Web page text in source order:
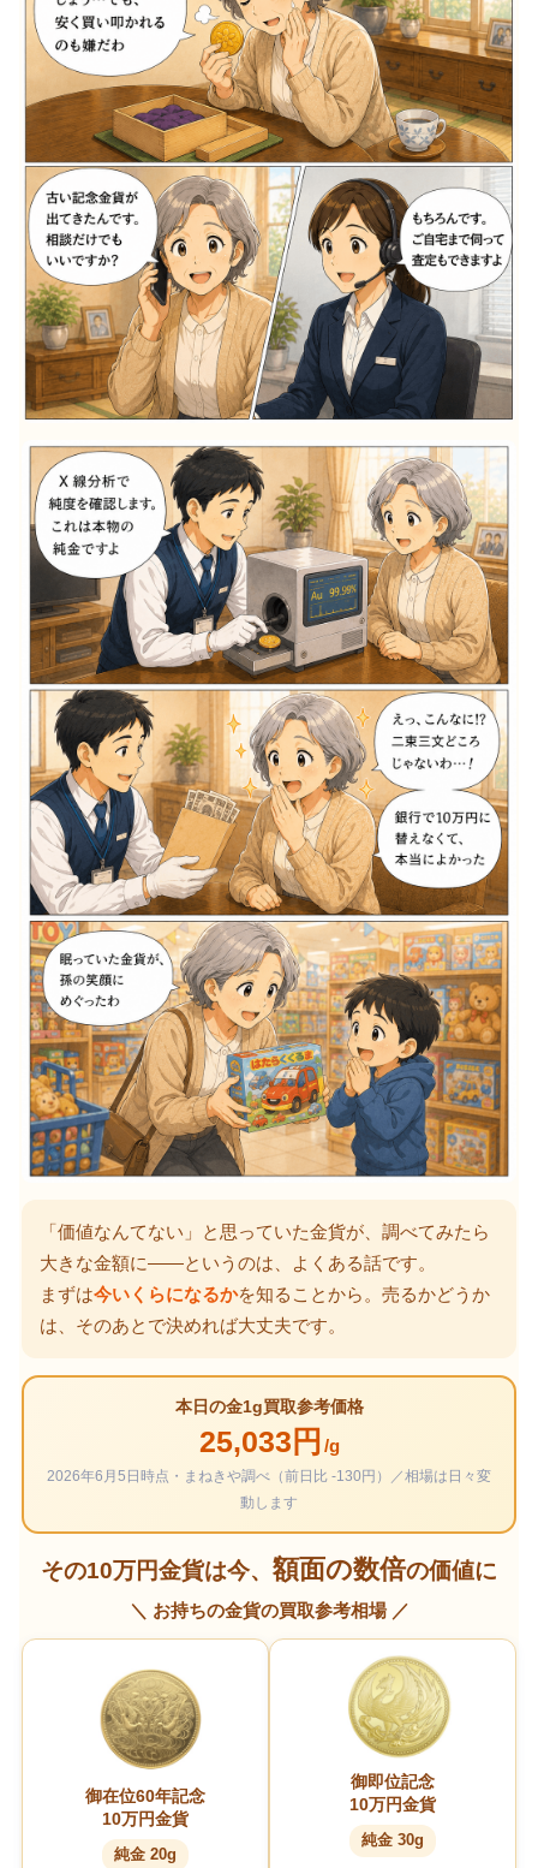
「価値なんてない」と思っていた金貨が、調べてみたら
大きな金額に——というのは、よくある話です。
まずは今いくらになるかを知ることから。売るかどうか
は、そのあとで決めれば大丈夫です。
本日の金1g買取参考価格
25,033円 /g
2026年6月5日時点・まねきや調べ（前日比 -130円）／相場は日々変
動します
その10万円金貨は今、 額面の数倍の価値に
＼ お持ちの金貨の買取参考相場 ／
御在位60年記念
10万円金貨
純金 20g
御即位記念
10万円金貨
純金 30g